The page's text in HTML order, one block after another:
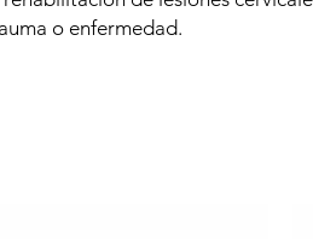
o enfermedad.